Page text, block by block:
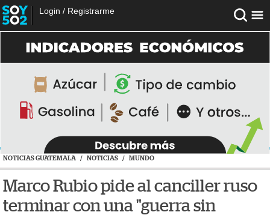
Login / Registrarme
NOTICIAS GUATEMALA / NOTICIAS / MUNDO
Marco Rubio pide al canciller ruso
terminar con una "guerra sin